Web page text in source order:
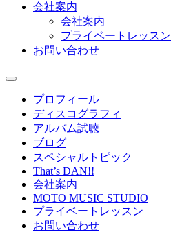
会社案内
会社案内
プライベートレッスン
お問い合わせ
プロフィール
ディスコグラフィ
アルバム試聴
ブログ
スペシャルトピック
That’s DAN!!
会社案内
MOTO MUSIC STUDIO
プライベートレッスン
お問い合わせ